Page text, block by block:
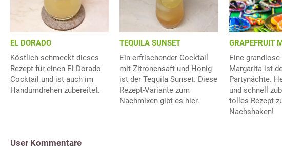
EL DORADO
Köstlich schmeckt dieses
Rezept für einen El Dorado
Cocktail und ist auch im
Handumdrehen zubereitet.
TEQUILA SUNSET
Ein erfrischender Cocktail
mit Zitronensaft und Honig
ist der Tequila Sunset. Diese
Rezept-Variante zum
Nachmixen gibt es hier.
GRAPEFRUIT
Eine
Margarita ist
Partynächte.
und schnell
tolles Rezept
Nachshaken!
User Kommentare